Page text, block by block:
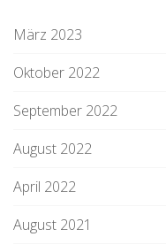
März 2023
Oktober 2022
September 2022
August 2022
April 2022
August 2021